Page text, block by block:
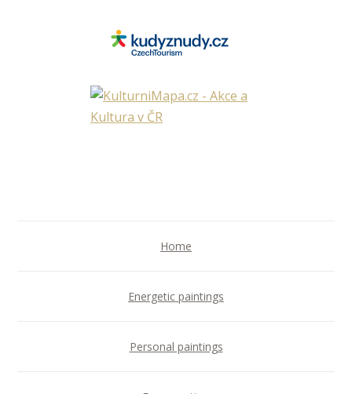
Home
Energetic paintings
Personal paintings